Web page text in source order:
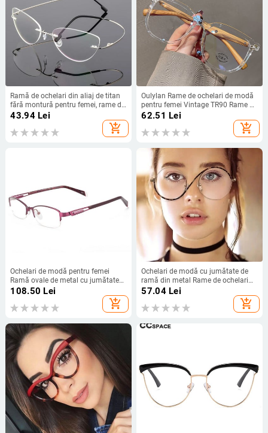
Ramă de ochelari din aliaj de titan
fără montură pentru femei, rame de
ochelari ultrauşoare pentru femei,
ochi de pisică, presbiopie, miopie
optică
43.94Lei
add_shopping_cart
Oulylan Rame de ochelari de modă
pentru femei Vintage TR90 Rame de
ochelari cu lumină albastră pentru
bărbați, ochelari retro pătrați din
lemn pentru picioare
62.51 Lei
add_shopping_cart
Ochelari de modă pentru femei
Ramă ovale de metal cu jumătate
de margine pentru lentile prescrise
108.50 Lei
add_shopping_cart
Ochelari de modă cu jumătate de
ramă din metal Rame de ochelari
de ochi vintage pentru femei Lentile
plate asimetrice în formă de S
Ramă anti lentilă albastră
57.04Lei
add_shopping_cart